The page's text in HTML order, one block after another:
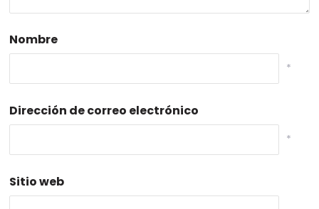
Nombre
*
Dirección de correo electrónico
*
Sitio web